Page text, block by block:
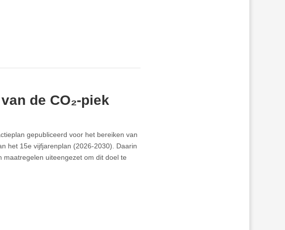
de CO₂-piek
gepubliceerd voor het bereiken van
het 15e vijfjarenplan (2026-2030). Daarin
maatregelen uiteengezet om dit doel te